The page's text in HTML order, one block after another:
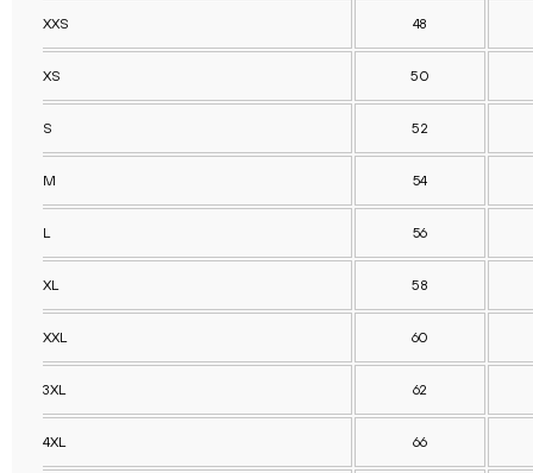
XXS 48
XS 50
S 52
M 54
L 56
XL 58
XXL 60
3XL 62
4XL 66